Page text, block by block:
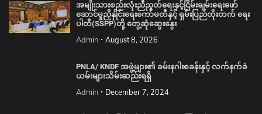
အမျိုးသားစည်းလုံးညီညွတ်ရေးနှင့်ငြိမ်းချမ်းရေးဖော်
ဆောင်မှုညှိနှိုင်းရေးကော်မတီနှင့် ရှမ်းပြည်တိုးတက် ရေး
ပါတီ(SSPP)တို့ တွေ့ဆုံဆွေးနွေး
Admin August 8, 2026
PNLA/ KNDF အဖွဲ့များ၏ ခမ်းနဂါးစခန်းနှင့် လက်နက်ခဲ
ယမ်းများသိမ်းဆည်းရရှိ
Admin December 7, 2024